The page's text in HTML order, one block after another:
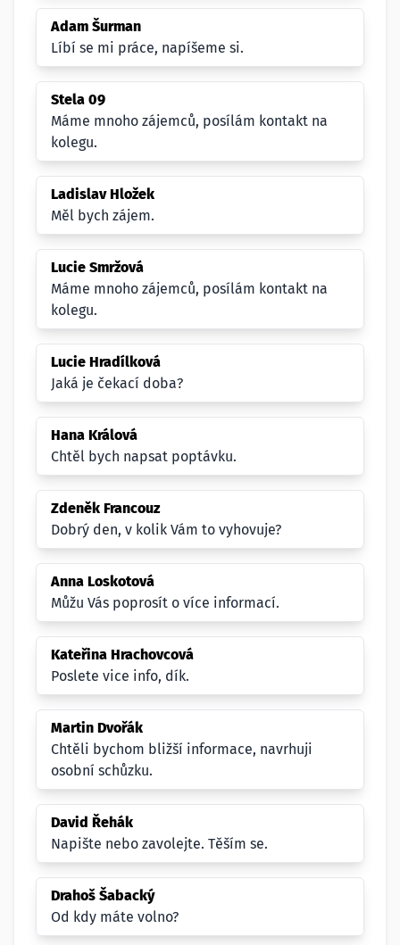
Adam Šurman
Líbí se mi práce, napíšeme si.
Stela 09
Máme mnoho zájemců, posílám kontakt na
kolegu.
Ladislav Hložek
Měl bych zájem.
Lucie Smržová
Máme mnoho zájemců, posílám kontakt na
kolegu.
Lucie Hradílková
Jaká je čekací doba?
Hana Králová
Chtěl bych napsat poptávku.
Zdeněk Francouz
Dobrý den, v kolik Vám to vyhovuje?
Anna Loskotová
Můžu Vás poprosít o více informací.
Kateřina Hrachovcová
Poslete vice info, dík.
Martin Dvořák
Chtěli bychom bližší informace, navrhuji
osobní schůzku.
David Řehák
Napište nebo zavolejte. Těším se.
Drahoš Šabacký
Od kdy máte volno?